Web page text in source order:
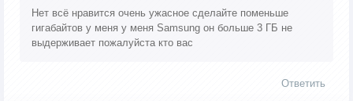
Нет всё нравится очень ужасное сделайте поменьше
гигабайтов у меня у меня Samsung он больше 3 ГБ не
выдерживает пожалуйста кто вас
Ответить